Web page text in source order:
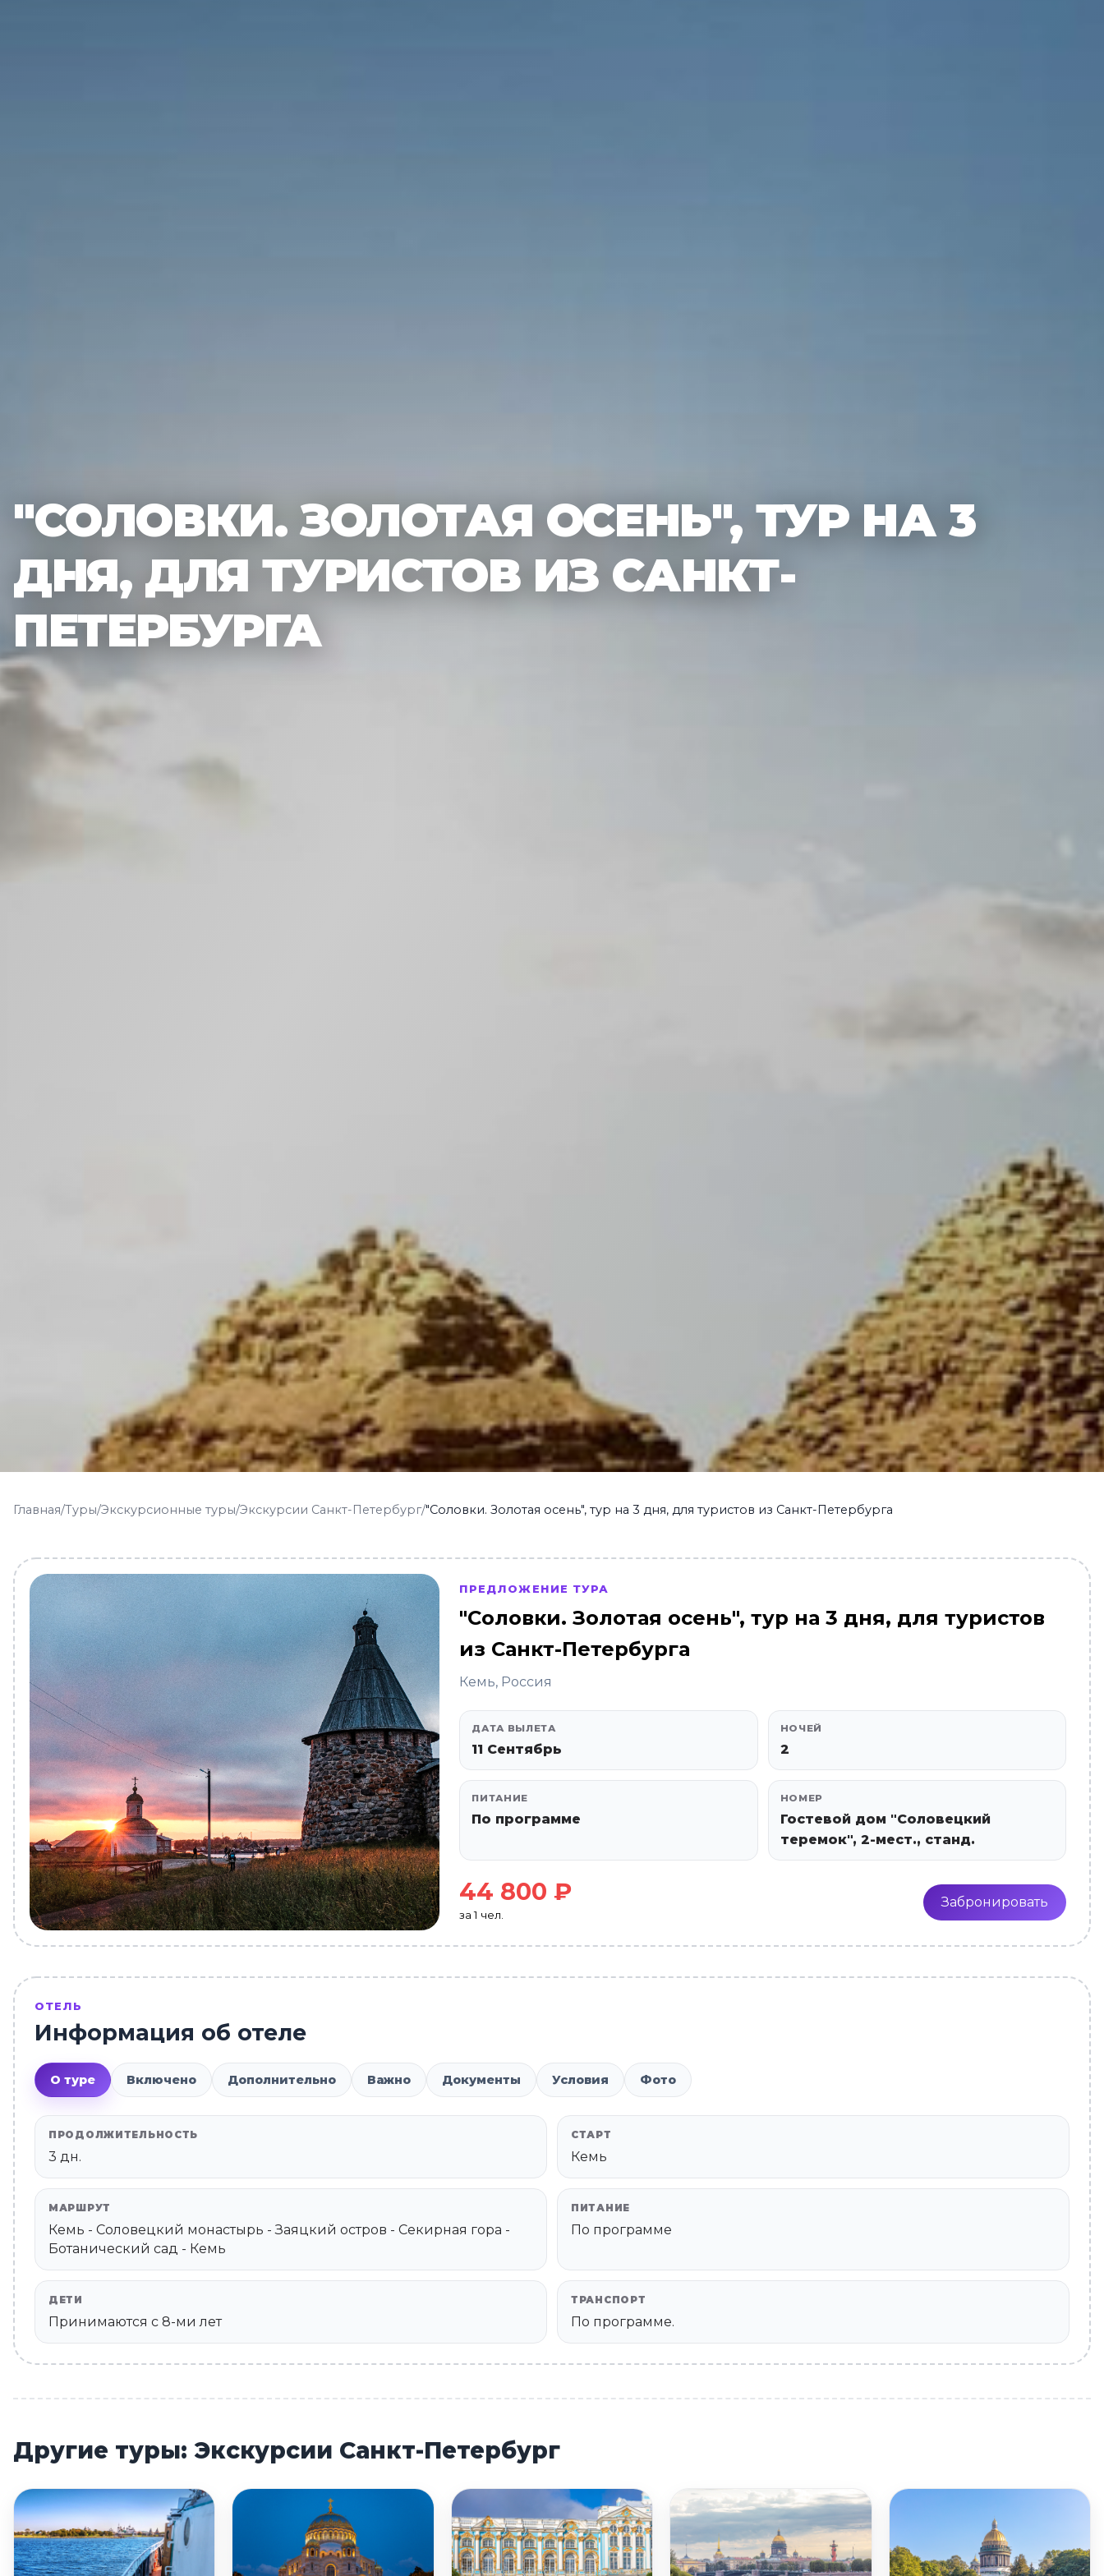
"СОЛОВКИ. ЗОЛОТАЯ ОСЕНЬ", ТУР НА 3
ДНЯ, ДЛЯ ТУРИСТОВ ИЗ САНКТ-
ПЕТЕРБУРГА
Главная/Туры/Экскурсионные туры/Экскурсии Санкт-Петербург/"Соловки. Золотая осень", тур на 3 дня, для туристов из Санкт-Петербурга
ПРЕДЛОЖЕНИЕ ТУРА
"Соловки. Золотая осень", тур на 3 дня, для туристов
из Санкт-Петербурга
Кемь, Россия
ДАТА ВЫЛЕТА
11 Сентябрь
НОЧЕЙ
2
ПИТАНИЕ
По программе
НОМЕР
Гостевой дом "Соловецкий
теремок", 2-мест., станд.
44 800 ₽
за 1 чел.
Забронировать
ОТЕЛЬ
Информация об отеле
О туре Включено Дополнительно Важно Документы Условия Фото
ПРОДОЛЖИТЕЛЬНОСТЬ
3 дн.
СТАРТ
Кемь
МАРШРУТ
Кемь - Соловецкий монастырь - Заяцкий остров - Секирная гора -
Ботанический сад - Кемь
ПИТАНИЕ
По программе
ДЕТИ
Принимаются c 8-ми лет
ТРАНСПОРТ
По программе.
Другие туры: Экскурсии Санкт-Петербург